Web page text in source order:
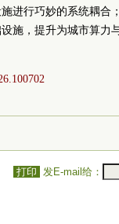
进行巧妙的系统耦合
施，提升为城市算力
打印 发E-mail给：